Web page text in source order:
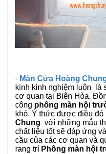
- Màn Cửa Hoàng
kinh kinh nghiệm luôn là
cơ quan tại Biên Hòa,
công phông màn hội
khó. Ý thức được điều đó
Chung với những mẫu
chất liệu tốt sẽ đáp ứng
cầu của các cơ quan và
rang trí Phông màn hội